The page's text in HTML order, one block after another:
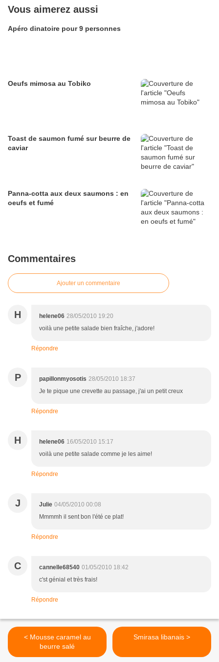
Vous aimerez aussi
Apéro dinatoire pour 9 personnes
Oeufs mimosa au Tobiko
Toast de saumon fumé sur beurre de
caviar
Panna-cotta aux deux saumons : en
oeufs et fumé
Commentaires
Ajouter un commentaire
H helene06 28/05/2010 19:20
voilà une petite salade bien fraîche, j'adore!
Répondre
P papillonmyosotis 28/05/2010 18:37
Je te pique une crevette au passage, j'ai un petit creux
Répondre
H helene06 16/05/2010 15:17
voilà une petite salade comme je les aime!
Répondre
J Julie 04/05/2010 00:08
Mmmmh il sent bon l'été ce plat!
Répondre
C cannelle68540 01/05/2010 18:42
c'st génial et très frais!
Répondre
< Mousse caramel au
beurre salé
Smirasa libanais >